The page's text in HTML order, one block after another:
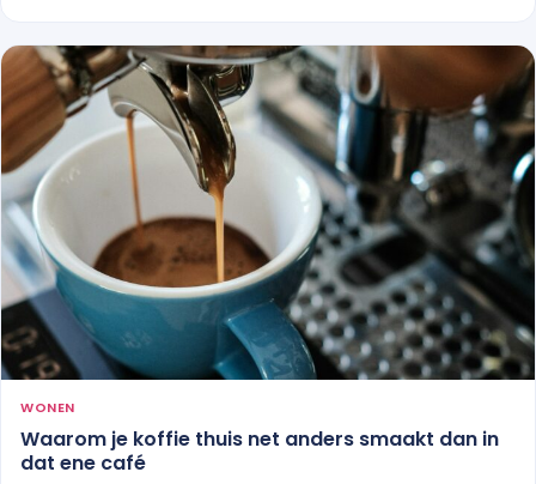
WONEN
Waarom je koffie thuis net anders smaakt dan in
dat ene café